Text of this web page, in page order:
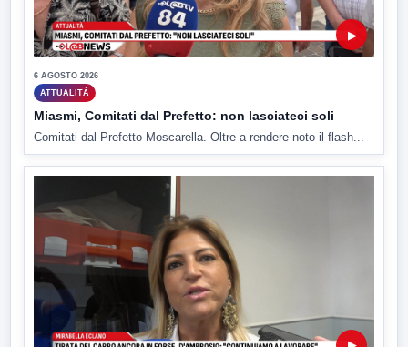
▶
6 AGOSTO 2026
ATTUALITÀ
Miasmi, Comitati dal Prefetto: non lasciateci soli
Comitati dal Prefetto Moscarella. Oltre a rendere noto il flash...